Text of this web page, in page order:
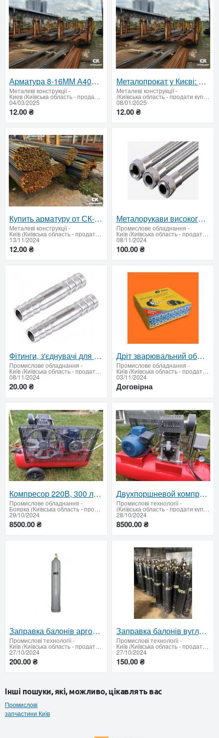
Арматура 8-16ММ А400, А500, А240 – резка, доставка, лучшие цены!
Металеві конструкції-
Киев (Київська область - продати купити)
04/03/2025
12.00 ₴
Металопрокат у Києві: якісна арматура, труби, дріт від 12,07 грн/м!
Металеві конструкції-
(Київська область - продати купити)
08/01/2025
12.00 ₴
Купить арматуру от СК-СТАЛЬМЕТ доставка по области и городу
Металеві конструкції-
Київ (Київська область - продати купити)
13/11/2024
12.00 ₴
Металорукави високого тиску з нержавіючої сталі
Промислове обладнання -
Київ (Київська область - продати купити)
08/11/2024
100.00 ₴
Фітинги, з'єднувачі для шлангів
Промислове обладнання -
Київ (Київська область - продати купити)
08/11/2024
20.00 ₴
Дріт зварювальний обміднений ER-70S6 д. 0,8 (15кг) JULI
Промислове обладнання -
Київ (Київська область - продати купити)
03/11/2024
Договірна
Компресор 220В, 300 л/хв 1,5кВт
Промислове обладнання -
Боярка (Київська область - продати купити)
29/10/2024
8500.00 ₴
Двухпоршневой компрессор 220В, 1,5 кВт, ресивер 50 л, рабочее давление 6 Атм
Промислові технології-
(Київська область - продати купити)
28/10/2024
8500.00 ₴
Заправка балонів аргоном, киснем, зварювальною сумішшю, азотом
Промислові технології-
Київ (Київська область - продати купити)
27/10/2024
200.00 ₴
Заправка балонів вуглекислотою. Від 10 л до 10 тон
Промислові технології-
Київ (Київська область - продати купити)
27/10/2024
150.00 ₴
Інші пошуки, які, можливо, цікавлять вас
Промислові
запчастини Київ